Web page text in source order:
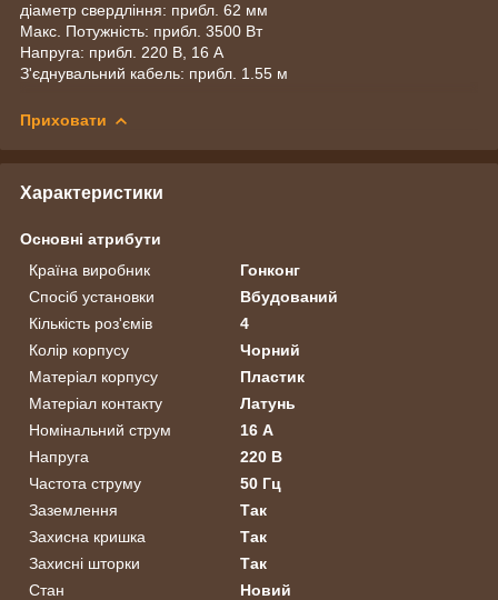
діаметр свердління: прибл. 62 мм
Макс. Потужність: прибл. 3500 Вт
Напруга: прибл. 220 В, 16 А
З'єднувальний кабель: прибл. 1.55 м
Приховати
Характеристики
Основні атрибути
Країна виробник
Гонконг
Спосіб установки
Вбудований
Кількість роз'ємів
4
Колір корпусу
Чорний
Матеріал корпусу
Пластик
Матеріал контакту
Латунь
Номінальний струм
16 А
Напруга
220 В
Частота струму
50 Гц
Заземлення
Так
Захисна кришка
Так
Захисні шторки
Так
Стан
Новий